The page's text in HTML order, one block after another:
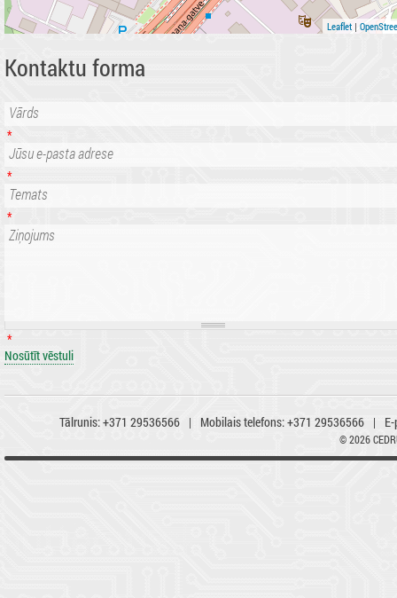
Leaflet |
Kontaktu forma
Vārds
*
Jūsu e-pasta adrese
*
Temats
*
Ziņojums
*
Tālrunis:+371 29536566 | Mobilais telefons:+371 29536566 |
© 2026